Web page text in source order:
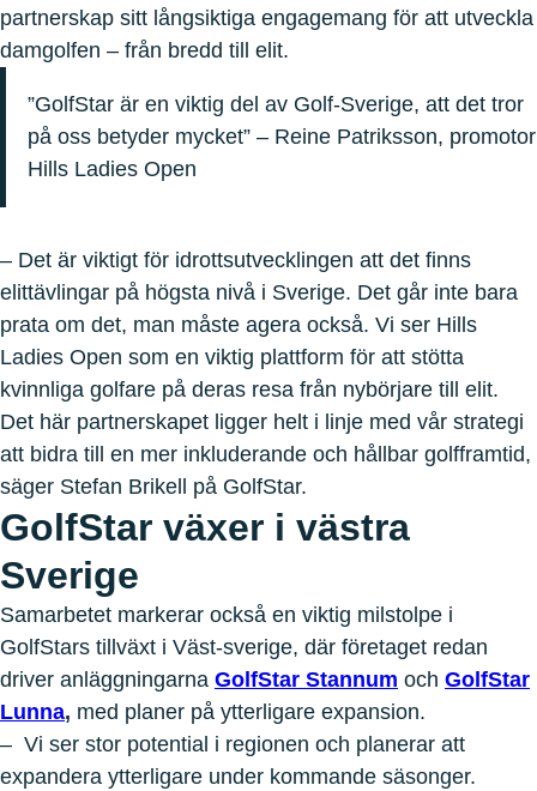
partnerskap sitt långsiktiga engagemang för att utveckla
damgolfen – från bredd till elit.
”GolfStar är en viktig del av Golf-Sverige, att det tror
på oss betyder mycket” – Reine Patriksson, promotor
Hills Ladies Open
– Det är viktigt för idrottsutvecklingen att det finns
elittävlingar på högsta nivå i Sverige. Det går inte bara
prata om det, man måste agera också. Vi ser Hills
Ladies Open som en viktig plattform för att stötta
kvinnliga golfare på deras resa från nybörjare till elit.
Det här partnerskapet ligger helt i linje med vår strategi
att bidra till en mer inkluderande och hållbar golfframtid,
säger Stefan Brikell på GolfStar.
GolfStar växer i västra
Sverige
Samarbetet markerar också en viktig milstolpe i
GolfStars tillväxt i Väst-sverige, där företaget redan
driver anläggningarna GolfStar Stannum och GolfStar
Lunna, med planer på ytterligare expansion.
– Vi ser stor potential i regionen och planerar att
expandera ytterligare under kommande säsonger.